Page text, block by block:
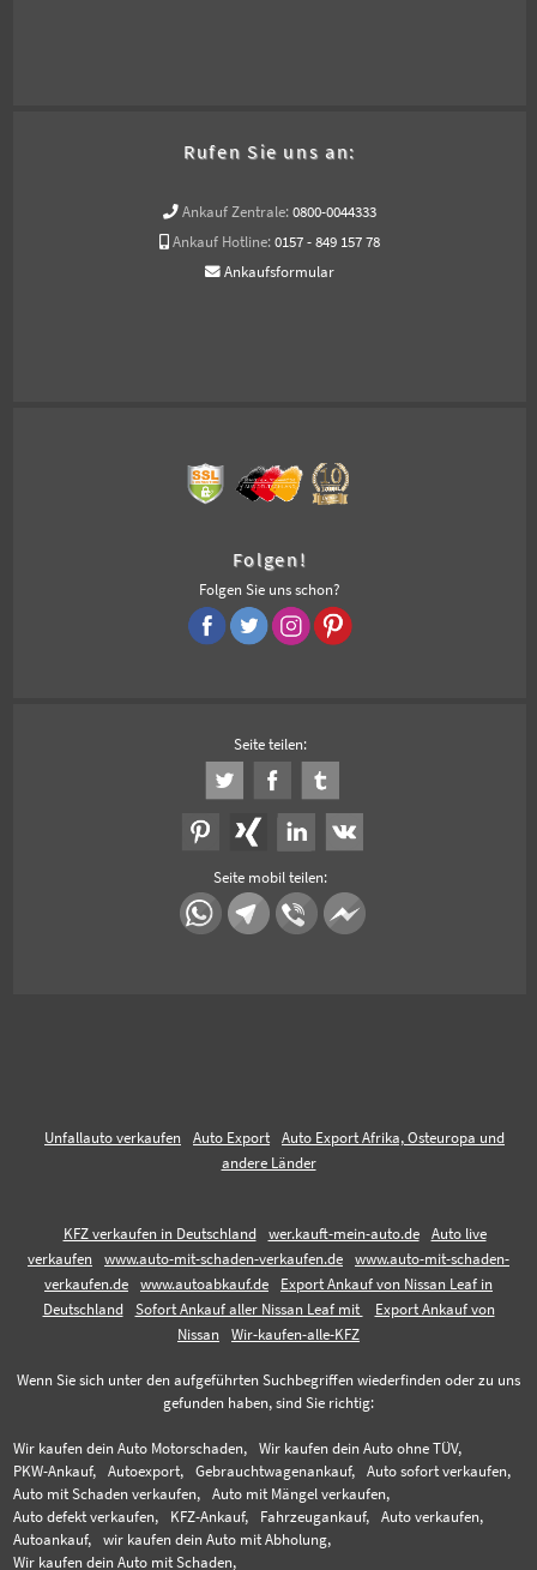
Rufen Sie uns an:
Ankauf Zentrale: 0800-0044333
Ankauf Hotline: 0157 - 849 157 78
Ankaufsformular
Folgen!
Folgen Sie uns schon?
Seite teilen:
Seite mobil teilen:
Unfallauto verkaufen Auto Export
Auto Export Afrika, Osteuropa und
andere Länder
KFZ verkaufen in Deutschland wer.kauft-mein-auto.de
Auto live
verkaufen
www.auto-mit-schaden-verkaufen.de
www.auto-mit-schaden-
verkaufen.de
www.autoabkauf.de
Export Ankauf von Nissan Leaf in
Deutschland
Sofort Ankauf aller Nissan Leaf mit
Export Ankauf von
Nissan
Wir-kaufen-alle-KFZ
Wenn Sie sich unter den aufgeführten Suchbegriffen wiederfinden oder zu uns
gefunden haben, sind Sie richtig:
Wir kaufen dein Auto Motorschaden,
Wir kaufen dein Auto ohne TÜV,
PKW-Ankauf,
Autoexport, Gebrauchtwagenankauf,
Auto sofort verkaufen,
Auto mit Schaden verkaufen,
Auto mit Mängel verkaufen,
Auto defekt verkaufen,
KFZ-Ankauf, Fahrzeugankauf,
Auto verkaufen,
Autoankauf,
wir kaufen dein Auto mit Abholung,
Wir kaufen dein Auto mit Schaden,